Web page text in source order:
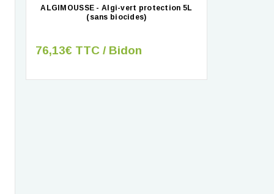
ALGIMOUSSE - Algi-vert protection 5L
(sans biocides)
76,13€ TTC / Bidon